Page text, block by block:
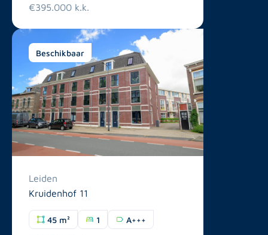
€395.000 k.k.
Beschikbaar
Leiden
Kruidenhof 11
45 m² 1 A+++